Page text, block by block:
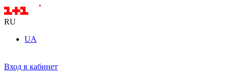
RU
UA
Вход в кабинет